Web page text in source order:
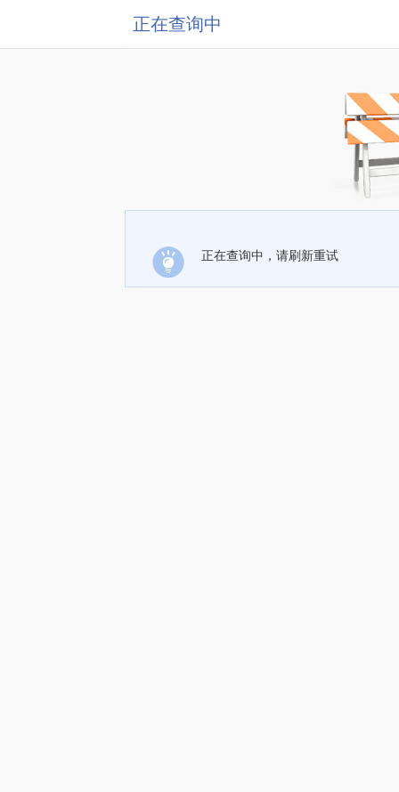
正在查询中
正在查询中，请刷新重试